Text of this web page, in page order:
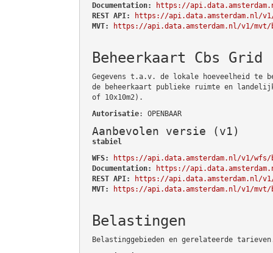
Documentation:
https://
REST API:
https://api.data.amsterdam.nl/
MVT:
https://api.data.amsterdam.nl/v1/mvt/
Beheerkaart Cbs Grid
Gegevens t.a.v. de lokale hoeveelheid te
de beheerkaart publieke ruimte en landelijk
of 10x10m2).
Autorisatie: OPENBAAR
Aanbevolen versie (v1)
stabiel
WFS:
https://api.data.amsterdam.nl/v1/wfs/
Documentation:
https://
REST API:
https://api.data.amsterdam.nl/
MVT:
https://api.data.amsterdam.nl/v1/mvt/
Belastingen
Belastinggebieden en gerelateerde